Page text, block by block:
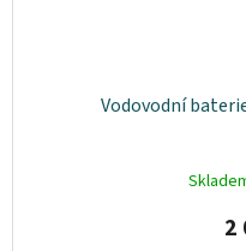
Vodovodní
2